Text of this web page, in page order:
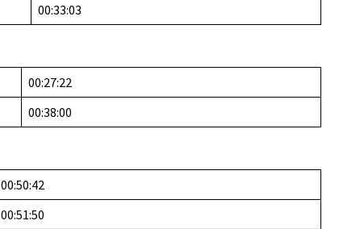
00:33:03
00:27:22
00:38:00
00:50:42
00:51:50